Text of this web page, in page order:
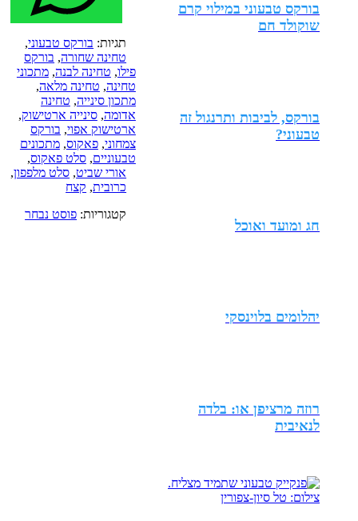
בורקס טבעוני במילוי קרם
שוקולד חם
בורקס, לביבות ותרנגול זה
טבעוני?
חג ומועד ואוכל
יהלומים בלוינסקי
רוזה מרציפן או: בלדה
לנאיבית
תגיות: בורקס טבעוני,
טחינה שחורה, בורקס
פילו, טחינה לבנה,מתכוני
טחינה, טחינה מלאה,
מתכון סינייה, טחינה
אדומה,סינייה ארטישוק,
ארטישוק אפוי, בורקס
צמחוני,פאקוס,מתכונים
טבעוניים,סלט פאקוס,
אורי שביט, סלט מלפפון,
כרובית, קצח
קטגוריות: פוסט נבחר